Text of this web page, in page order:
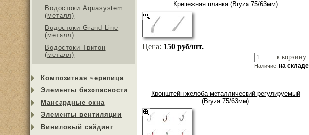
Водостоки Aquasystem
(металл)
Водостоки Grand Line
(металл)
Водостоки Тритон
(металл)
Композитная черепица
Элементы безопасности
Мансардные окна
Элементы вентиляции
Виниловый сайдинг
Крепежная планка (Bryza 75/63мм)
Цена: 150 руб/шт.
в корзину
Наличие: на складе
Кронштейн желоба металлический регулируемый
(Bryza 75/63мм)